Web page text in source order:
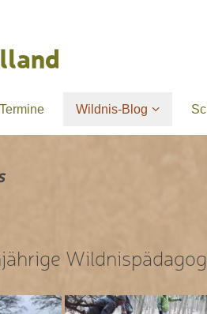
Termine Wildnis-Blog